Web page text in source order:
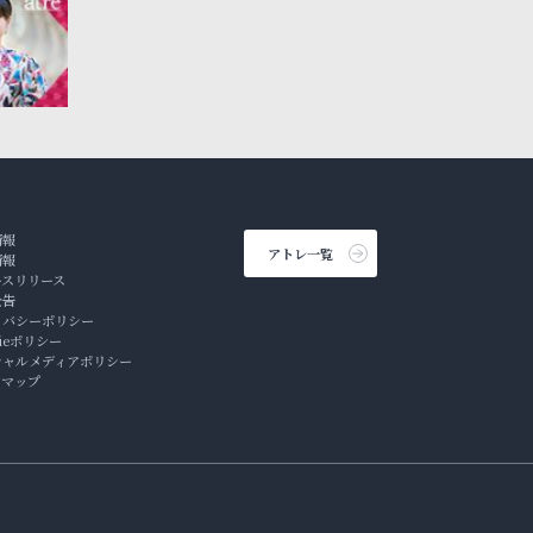
リリース
シーポリシー
ポリシー
ルメディアポリシー
ップ
アトレ一覧